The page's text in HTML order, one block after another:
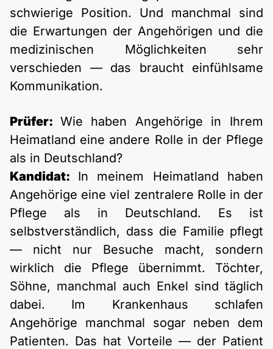
schwierige Position. Und manchmal sind
die Erwartungen der Angehörigen und die
medizinischen Möglichkeiten sehr
verschieden — das braucht einfühlsame
Kommunikation.
Prüfer: Wie haben Angehörige in Ihrem
Heimatland eine andere Rolle in der Pflege
als in Deutschland?
Kandidat: In meinem Heimatland haben
Angehörige eine viel zentralere Rolle in der
Pflege als in Deutschland. Es ist
selbstverständlich, dass die Familie pflegt
— nicht nur Besuche macht, sondern
wirklich die Pflege übernimmt. Töchter,
Söhne, manchmal auch Enkel sind täglich
dabei. Im Krankenhaus schlafen
Angehörige manchmal sogar neben dem
Patienten. Das hat Vorteile — der Patient